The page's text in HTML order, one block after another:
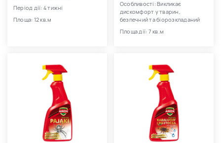
Період дії: 4 тижні
Площа: 12 кв.м
Особливості: Викликає
дискомфорт у тварин,
безпечний та біорозкладаний
Площа дії: 7 кв.м